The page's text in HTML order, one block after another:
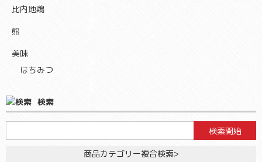
比内地鶏
熊
美味
はちみつ
検索
商品カテゴリー複合検索>